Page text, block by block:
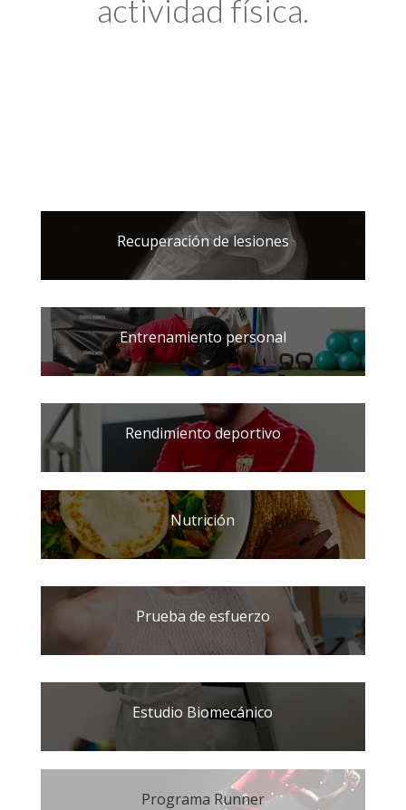
actividad física.
Recuperación de lesiones
Entrenamiento personal
Rendimiento deportivo
Nutrición
Prueba de esfuerzo
Estudio Biomecánico
Programa Runner